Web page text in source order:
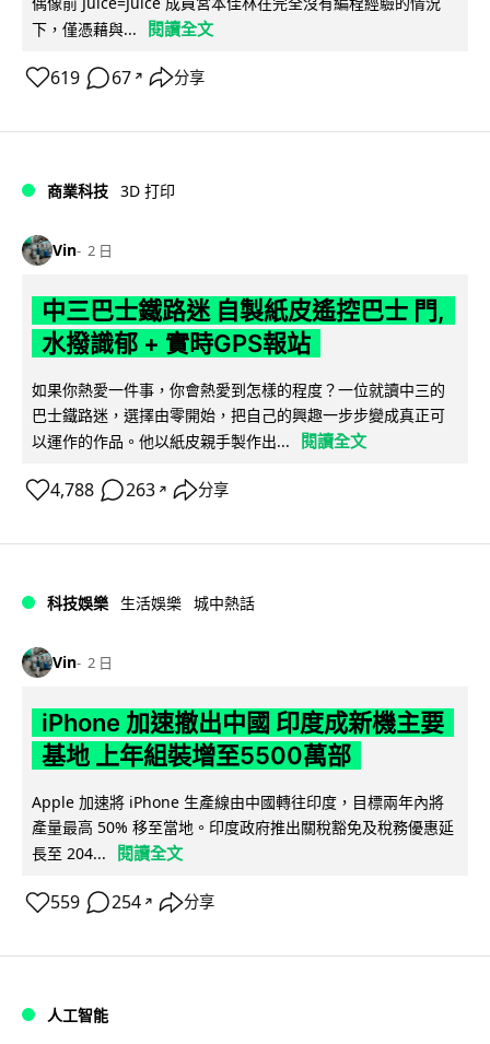
下，僅憑藉與...
閱讀全文
619 67 ↗ 分享
商業科技 3D 打印
Vin 2 日
中三巴士鐵路迷 自製紙皮遙控巴士 門,
水撥識郁 + 實時GPS報站
如果你熱愛一件事，你會熱愛到怎樣的程度？一位就讀中三的
巴士鐵路迷，選擇由零開始，把自己的興趣一步步變成真正可
以運作的作品。他以紙皮親手製作出...
閱讀全文
4,788 263 ↗ 分享
科技娛樂 生活娛樂 城中熱話
Vin 2 日
iPhone 加速撤出中國 印度成新機主要
基地 上年組裝增至5500萬部
Apple 加速將 iPhone 生產線由中國轉往印度，目標兩年內將
產量最高 50% 移至當地。印度政府推出關稅豁免及稅務優惠延
長至 204...
閱讀全文
559 254 ↗ 分享
人工智能